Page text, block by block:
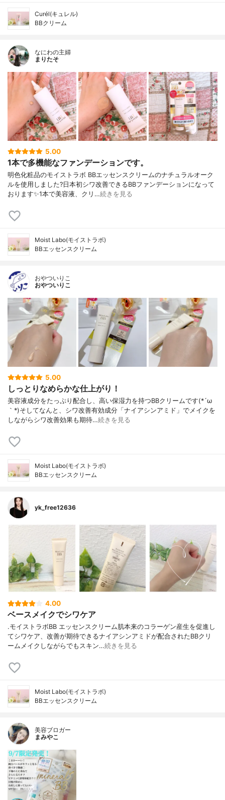
Curél(キュレル)
BBクリーム
なにわの主婦
まりたそ
5.00
1本で多機能なファンデーションです。
明色化粧品のモイストラボ BBエッセンスクリームのナチュラルオーク
ルを使用しました?日本初シワ改善できるBBファンデーションになって
おります✨1本で美容液、クリ…続きを見る
Moist Labo(モイストラボ)
BBエッセンスクリーム
おやついりこ
おやついりこ
5.00
しっとりなめらかな仕上がり！
美容液成分をたっぷり配合し、高い保湿力を持つBBクリームです(*´ω
｀*)そしてなんと、シワ改善有効成分「ナイアシンアミド」でメイクを
しながらシワ改善効果も期待…続きを見る
Moist Labo(モイストラボ)
BBエッセンスクリーム
yk_free12636
4.00
ベースメイクでシワケア
.モイストラボBB エッセンスクリーム肌本来のコラーゲン産生を促進し
てシワケア、改善が期待できるナイアシンアミドが配合されたBBクリ
ームメイクしながらでもスキン…続きを見る
Moist Labo(モイストラボ)
BBエッセンスクリーム
美容ブロガー
まみやこ